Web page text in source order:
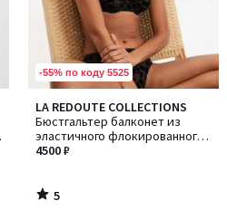
-55% по коду 5525
LA REDOUTE COLLECTIONS
Бюстгальтер балконет из
эластичного флокированного
тюля, DAHLIA / ДАЛИЯ
4500 ₽
5
/
5
5
/